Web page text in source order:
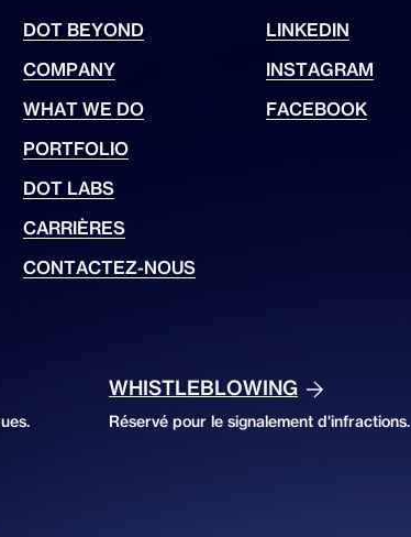
DOT BEYOND
COMPANY
WHAT WE DO
PORTFOLIO
DOT LABS
CARRIÈRES
CONTACTEZ-NOUS
LINKEDIN
INSTAGRAM
FACEBOOK
WHISTLEBLOWING
Réservé pour le signalement d'infractions.